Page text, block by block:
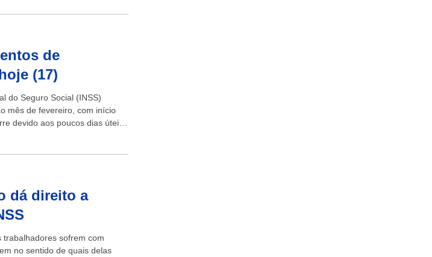
de
(17)
do Seguro Social (INSS)
mês de fevereiro, com início
devido aos poucos dias úteis
dá direito a
trabalhadores sofrem com
no sentido de quais delas